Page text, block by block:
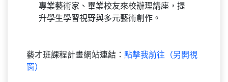
專業藝術家、畢業校友來校辦理講座，提
升學生學習視野與多元藝術創作。
藝才班課程計畫網站連結： 點擊我前往（另開視
窗）